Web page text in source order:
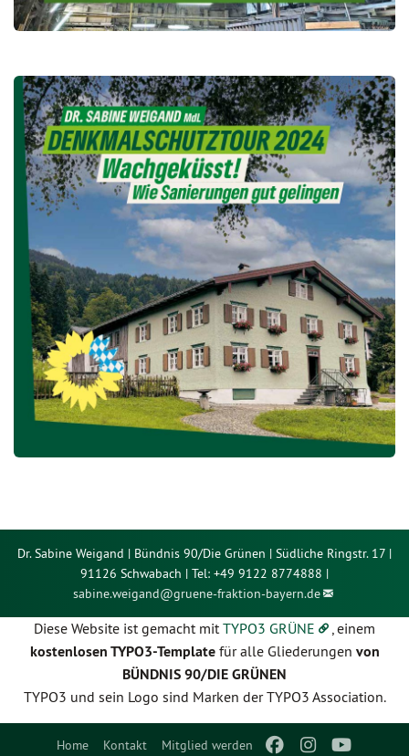
Home Kontakt Mitglied werden
Dr. Sabine Weigand | Bündnis 90/Die Grünen | Südliche Ringstr. 17 |
91126 Schwabach | Tel: +49 9122 8774888 |
sabine.weigand@gruene-fraktion-bayern.de
Diese Website ist gemacht mitTYPO3 GRÜNE , einem
kostenlosen TYPO3-Templatefür alle Gliederungen von
BÜNDNIS 90/DIE GRÜNEN
TYPO3 und sein Logo sind Marken der TYPO3 Association.